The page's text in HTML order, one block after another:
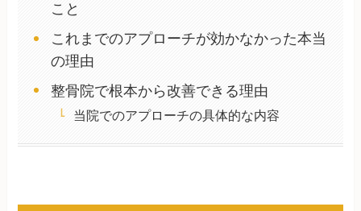
こと
これまでのアプローチが効かなかった本当
の理由
整骨院で根本から改善できる理由
当院でのアプローチの具体的な内容